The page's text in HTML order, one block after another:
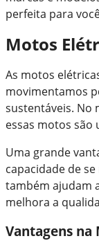
perfeita para
Motos
As motos
movimentamos
sustentáveis. No
essas motos são
Uma grande
capacidade de
também ajudam
melhora a
Vantagens